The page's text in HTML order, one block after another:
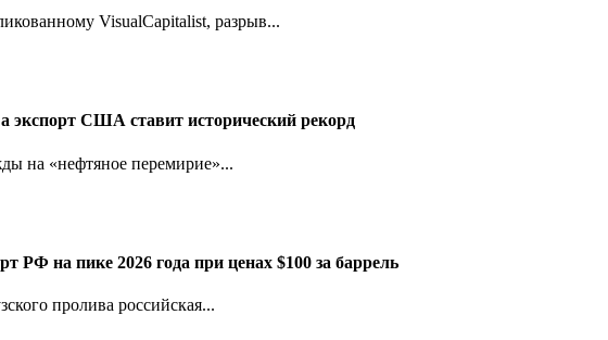
VisualCapitalist, разрыв...
США ставит исторический рекорд
на «нефтяное перемирие»...
РФ на пике 2026 года при ценах $100 за баррель
пролива российская...